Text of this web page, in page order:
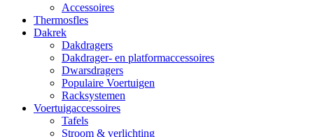
Accessoires
Thermosfles
Dakrek
Dakdragers
Dakdrager- en platformaccessoires
Dwarsdragers
Populaire Voertuigen
Racksystemen
Voertuigaccessoires
Tafels
Stroom & verlichting